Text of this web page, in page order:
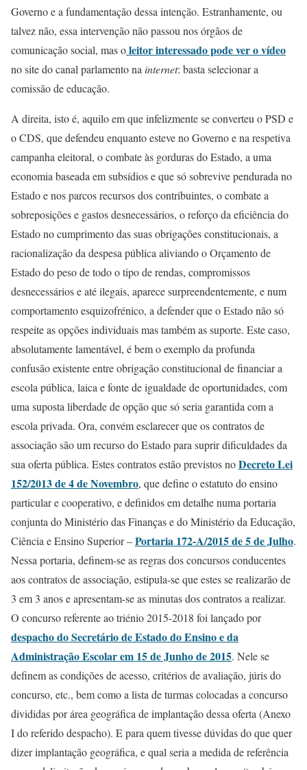
Governo e a fundamentação dessa intenção. Estranhamente, ou
talvez não, essa intervenção não passou nos órgãos de
comunicação social, mas oleitor interessado pode ver o vídeo
no site do canal parlamento na internet: basta selecionar a
comissão de educação.
A direita, isto é, aquilo em que infelizmente se converteu o PSD e
o CDS, que defendeu enquanto esteve no Governo e na respetiva
campanha eleitoral, o combate às gorduras do Estado, a uma
economia baseada em subsídios e que só sobrevive pendurada no
Estado e nos parcos recursos dos contribuintes, o combate a
sobreposições e gastos desnecessários, o reforço da eficiência do
Estado no cumprimento das suas obrigações constitucionais, a
racionalização da despesa pública aliviando o Orçamento de
Estado do peso de todo o tipo de rendas, compromissos
desnecessários e até ilegais, aparece surpreendentemente, e num
comportamento esquizofrénico, a defender que o Estado não só
respeite as opções individuais mas também as suporte. Este caso,
absolutamente lamentável, é bem o exemplo da profunda
confusão existente entre obrigação constitucional de financiar a
escola pública, laica e fonte de igualdade de oportunidades, com
uma suposta liberdade de opção que só seria garantida com a
escola privada. Ora, convém esclarecer que os contratos de
associação são um recurso do Estado para suprir dificuldades da
sua oferta pública. Estes contratos estão previstos noDecreto Lei
152/2013 de 4 de Novembro, que define o estatuto do ensino
particular e cooperativo, e definidos em detalhe numa portaria
conjunta do Ministério das Finanças e do Ministério da Educação,
Ciência e Ensino Superior –Portaria 172-A/2015 de 5 de Julho.
Nessa portaria, definem-se as regras dos concursos conducentes
aos contratos de associação, estipula-se que estes se realizarão de
3 em 3 anos e apresentam-se as minutas dos contratos a realizar.
O concurso referente ao triénio 2015-2018 foi lançado por
despacho do Secretário de Estado do Ensino e da
Administração Escolar em 15 de Junho de 2015. Nele se
definem as condições de acesso, critérios de avaliação, júris do
concurso, etc., bem como a lista de turmas colocadas a concurso
divididas por área geográfica de implantação dessa oferta (Anexo
I do referido despacho). E para quem tivesse dúvidas do que quer
dizer implantação geográfica, e qual seria a medida de referência